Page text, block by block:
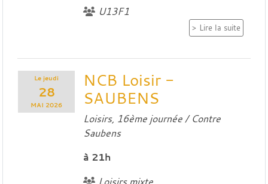
U13F1
Lire la suite
Lejeudi
28
MAI 2026
NCB Loisir -
SAUBENS
Loisirs, 16ème journée / Contre
Saubens
à 21h
Loisirs mixte